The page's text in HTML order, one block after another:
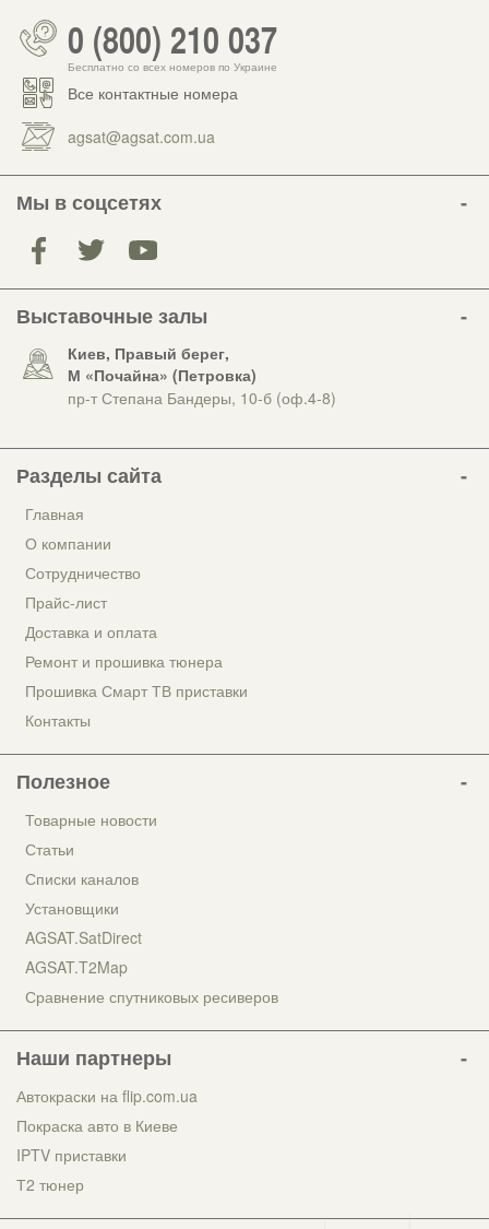
0 (800) 210 037
Бесплатно со всех номеров по Украине
Все контактные номера
agsat@agsat.com.ua
Мы в соцсетях
Выставочные залы
Киев, Правый берег,
М «Почайна» (Петровка)
пр-т Степана Бандеры, 10-б (оф.4-8)
Разделы сайта
Главная
О компании
Сотрудничество
Прайс-лист
Доставка и оплата
Ремонт и прошивка тюнера
Прошивка Смарт ТВ приставки
Контакты
Полезное
Товарные новости
Статьи
Списки каналов
Установщики
AGSAT.SatDirect
AGSAT.T2Map
Сравнение спутниковых ресиверов
Наши партнеры
Автокраски на flip.com.ua
Покраска авто в Киеве
IPTV приставки
Т2 тюнер